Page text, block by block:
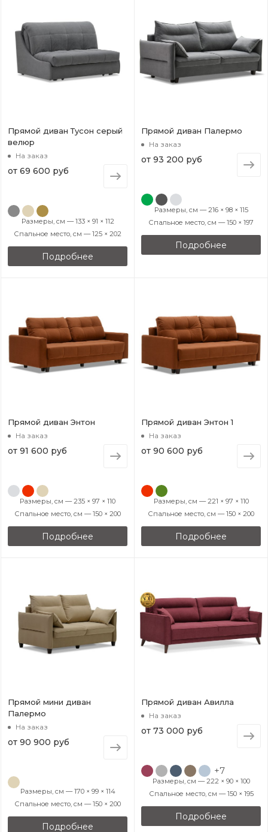
Прямой диван Тусон серый
велюр
На заказ
от 69 600 руб
Размеры, см — 133 × 91 × 112
Спальное место, см — 125 × 202
Подробнее
Прямой диван Палермо
На заказ
от 93 200 руб
Размеры, см — 216 × 98 × 115
Спальное место, см — 150 × 197
Подробнее
Прямой диван Энтон
На заказ
от 91 600 руб
Размеры, см — 235 × 97 × 110
Спальное место, см — 150 × 200
Подробнее
Прямой диван Энтон 1
На заказ
от 90 600 руб
Размеры, см — 221 × 97 × 110
Спальное место, см — 150 × 200
Подробнее
Прямой мини диван
Палермо
На заказ
от 90 900 руб
Размеры, см — 170 × 99 × 114
Спальное место, см — 150 × 200
Подробнее
Прямой диван Авилла
На заказ
от 73 000 руб
+7
Размеры, см — 222 × 90 × 100
Спальное место, см — 150 × 195
Подробнее